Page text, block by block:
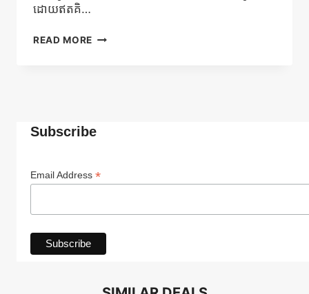
ដោយឥតគិ…
READ MORE ដឹក
Subscribe
Email Address *